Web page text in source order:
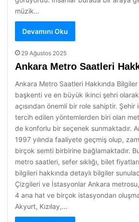
müzik…
Devamını Oku
29 Ağustos 2025
Ankara Metro Saatleri
Ankara Metro Saatleri Hakkında
başkenti ve en büyük ikinci şehri
açısından önemli bir role sahiptir. Şehir
tercih edilen yöntemlerden biri olan
de konforlu bir seçenek sunmaktadır.
1997 yılında faaliyete geçmiş olup,
birçok semti birbirine bağlamaktadır.
metro saatleri, sefer sıklığı, bilet
bilgileri hakkında detaylı bilgiler
Çizgileri ve İstasyonlar Ankara
4 ana hat ve birçok istasyondan
Akyurt, Kızılay,…